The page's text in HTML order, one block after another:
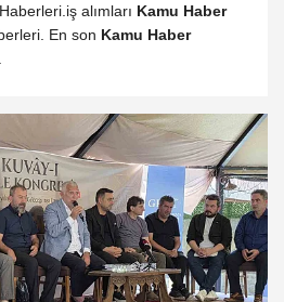
alımları Kamu Haber
En son Kamu Haber